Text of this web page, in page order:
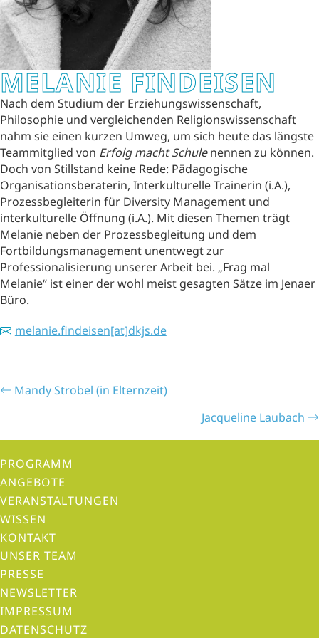
MELANIE FINDEISEN
Nach dem Studium der Erziehungswissenschaft,
Philosophie und vergleichenden Religionswissenschaft
nahm sie einen kurzen Umweg, um sich heute das längste
Teammitglied von Erfolg macht Schulenennen zu können.
Doch von Stillstand keine Rede: Pädagogische
Organisationsberaterin, Interkulturelle Trainerin (i.A.),
Prozessbegleiterin für Diversity Management und
interkulturelle Öffnung (i.A.). Mit diesen Themen trägt
Melanie neben der Prozessbegleitung und dem
Fortbildungsmanagement unentwegt zur
Professionalisierung unserer Arbeit bei. „Frag mal
Melanie“ ist einer der wohl meist gesagten Sätze im Jenaer
Büro.
melanie.findeisen[at]dkjs.de
P
s
n
a
v
i
g
a
t
i
Mandy Strobel (in Elternzeit)
Jacqueline Laubach
PROGRAMM
ANGEBOTE
VERANSTALTUNGEN
WISSEN
KONTAKT
UNSER TEAM
PRESSE
NEWSLETTER
IMPRESSUM
DATENSCHUTZ